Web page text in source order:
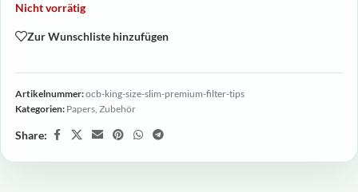
Nicht vorrätig
Zur Wunschliste hinzufügen
Artikelnummer:ocb-king-size-slim-premium-filter-tips
Kategorien: Papers, Zubehör
Share: